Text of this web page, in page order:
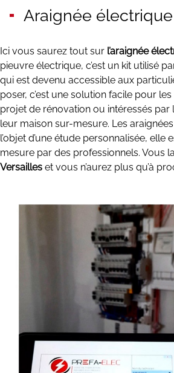
Araignée
Ici vous saurez tout sur l’araignée
pieuvre électrique, c’est un kit utilisé
qui est devenu accessible aux
poser, c’est une solution facile pour
projet de rénovation ou intéressés
leur maison sur-mesure. Les
l’objet d’une étude personnalisée, elle
mesure par des professionnels. Vous
Versailles et vous n’aurez plus qu’à